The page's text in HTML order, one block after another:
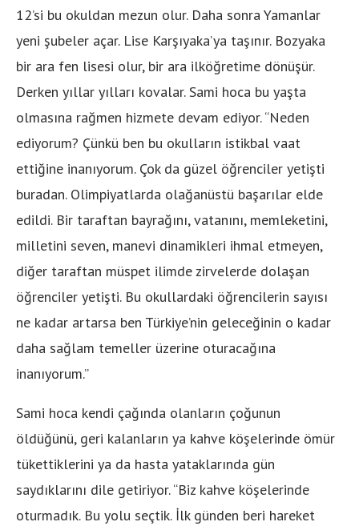
12’si bu okuldan mezun olur. Daha sonra Yamanlar
yeni şubeler açar. Lise Karşıyaka’ya taşınır. Bozyaka
bir ara fen lisesi olur, bir ara ilköğretime dönüşür.
Derken yıllar yılları kovalar. Sami hoca bu yaşta
olmasına rağmen hizmete devam ediyor. “Neden
ediyorum? Çünkü ben bu okulların istikbal vaat
ettiğine inanıyorum. Çok da güzel öğrenciler yetişti
buradan. Olimpiyatlarda olağanüstü başarılar elde
edildi. Bir taraftan bayrağını, vatanını, memleketini,
milletini seven, manevi dinamikleri ihmal etmeyen,
diğer taraftan müspet ilimde zirvelerde dolaşan
öğrenciler yetişti. Bu okullardaki öğrencilerin sayısı
ne kadar artarsa ben Türkiye’nin geleceğinin o kadar
daha sağlam temeller üzerine oturacağına
inanıyorum.”
Sami hoca kendi çağında olanların çoğunun
öldüğünü, geri kalanların ya kahve köşelerinde ömür
tükettiklerini ya da hasta yataklarında gün
saydıklarını dile getiriyor. “Biz kahve köşelerinde
oturmadık. Bu yolu seçtik. İlk günden beri hareket